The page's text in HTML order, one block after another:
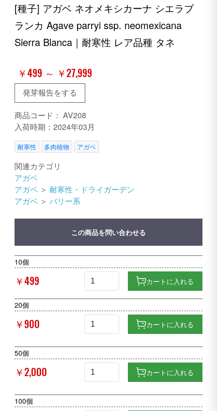
[種子] アガベ ネオメキシカーナ シエラブ
ランカ Agave parryi ssp. neomexicana
Sierra Blanca｜耐寒性 レア品種 タネ
￥499 ～ ￥27,999
発芽報告をする
商品コード： AV208
入荷時期：2024年03月
耐寒性 多肉植物 アガベ
関連カテゴリ
アガベ
アガベ ＞ 耐寒性・ドライガーデン
アガベ ＞ パリー系
この商品を問い合わせる
10個
￥499 カートに入れる
20個
￥900 カートに入れる
50個
￥2,000 カートに入れる
100個